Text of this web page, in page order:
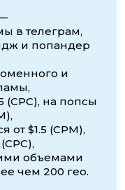
в телеграм,
и попандер
и
(CPC), на попсы
$1.5 (CPM),
объемами
чем 200 гео.